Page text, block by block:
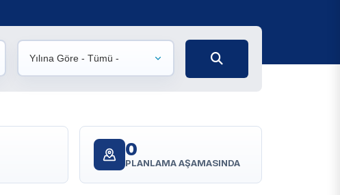
Yılına Göre - Tümü -
0
PLANLAMA AŞAMASINDA